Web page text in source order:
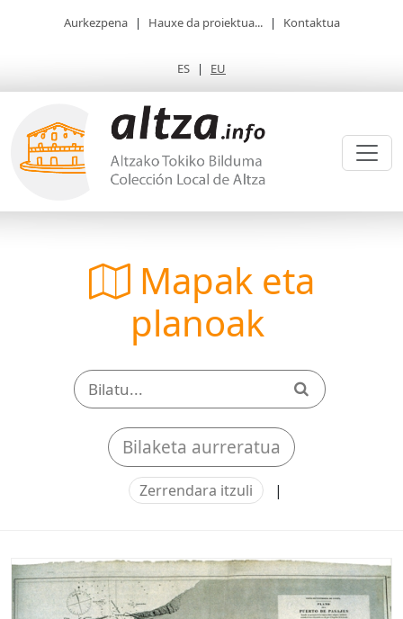
Aurkezpena | Hauxe da proiektua... | Kontaktua
ES | EU
Mapak eta
planoak
Bilaketa aurreratua
Zerrendara itzuli |